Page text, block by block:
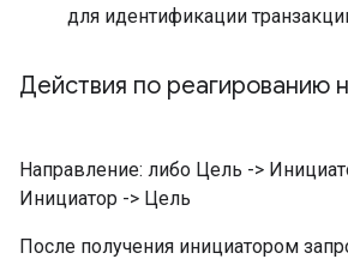
для идентификации
Действия по реагированию
Направление: либо Цель ->
Инициатор -> Цель
После получения инициатором